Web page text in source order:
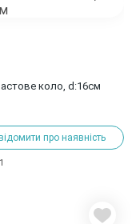
коло, d:16см
про наявність
1